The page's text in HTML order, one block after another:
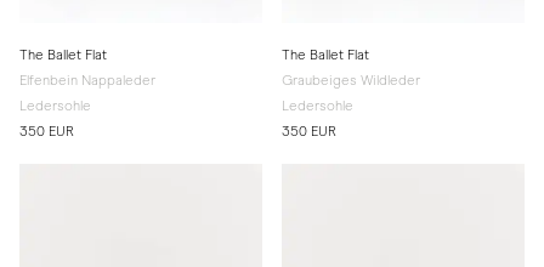
The Ballet Flat
Elfenbein Nappaleder
Ledersohle
350 EUR
The Ballet Flat
Graubeiges Wildleder
Ledersohle
350 EUR